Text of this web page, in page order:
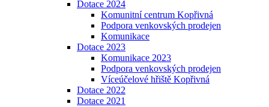
Dotace 2024
Komunitní centrum Kopřivná
Podpora venkovských prodejen
Komunikace
Dotace 2023
Komunikace 2023
Podpora venkovských prodejen
Víceúčelové hřiště Kopřivná
Dotace 2022
Dotace 2021